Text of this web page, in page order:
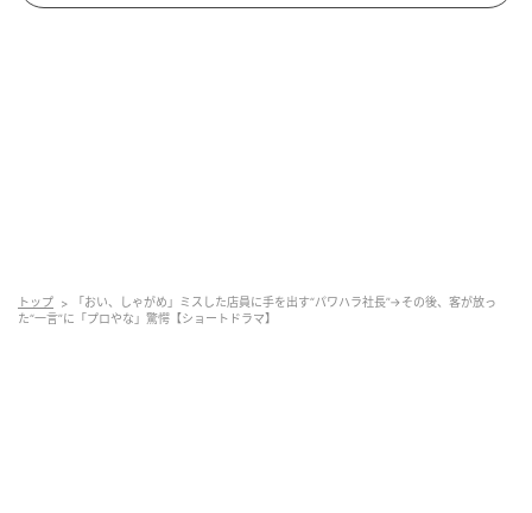
トップ
「おい、しゃがめ」ミスした店員に手を出す“パワハラ社長”→その後、客が放っ
た“一言”に「プロやな」驚愕【ショートドラマ】